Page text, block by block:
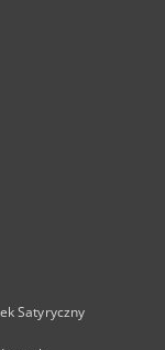
Satyryczny